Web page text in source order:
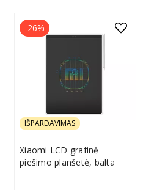
IŠPARDAVIMAS
Xiaomi LCD grafinė
piešimo planšetė, balta
-26%